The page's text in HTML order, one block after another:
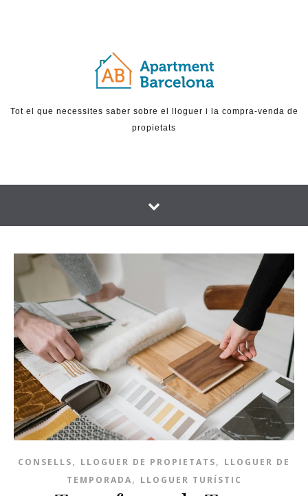
Tot el que necessites saber sobre el lloguer i la compra-venda de
propietats
CONSELLS, LLOGUER DE PROPIETATS, LLOGUER DE
TEMPORADA, LLOGUER TURÍSTIC